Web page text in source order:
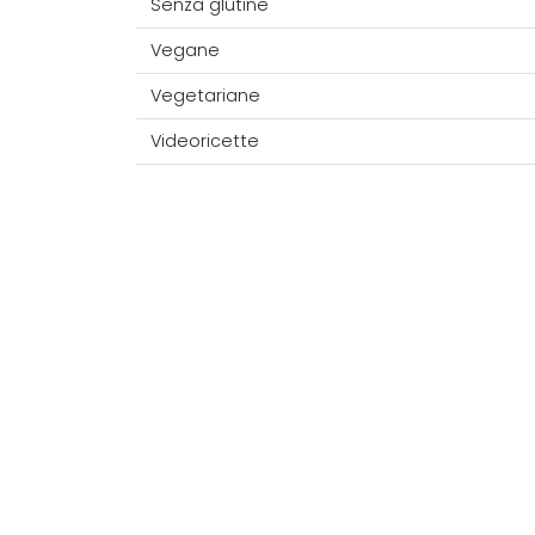
Senza glutine
Vegane
Vegetariane
Videoricette